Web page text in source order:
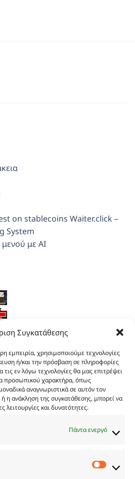
Συγκατάθεσης
εμπειρία, χρησιμοποιούμε τεχνολογίες
ή/και την πρόσβαση σε πληροφορίες
εν λόγω τεχνολογίες θα μας επιτρέψει
προσωπικού χαρακτήρα, όπως
αναγνωριστικά σε αυτόν τον
η ανάκληση της συγκατάθεσης, μπορεί να
λειτουργίες και δυνατότητες.
Πάντα ενεργό
on stablecoins Waiter.click –
System
με AI